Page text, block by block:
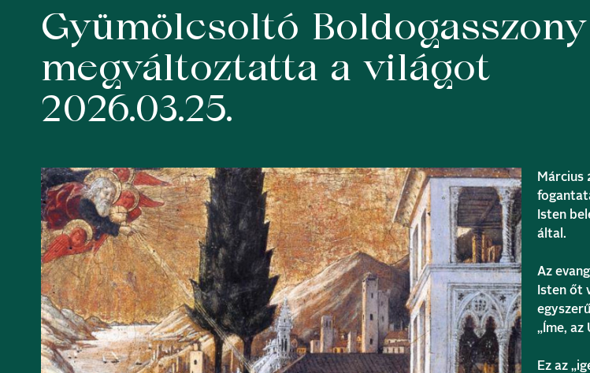
Gyümölcsoltó Boldogasszony
megváltoztatta a világot
2026.03.25.
Március
Isten
által.
Az
Isten őt
„Íme,
Ez az